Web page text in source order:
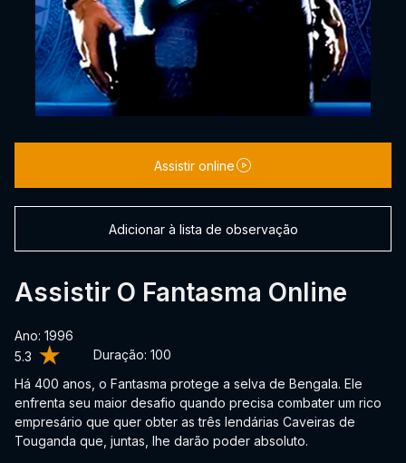
5.3 Duração: 100
Assistir O Fantasma Online
Ano: 1996
Há 400 anos, o Fantasma protege a selva de Bengala. Ele
enfrenta seu maior desafio quando precisa combater um rico
empresário que quer obter as três lendárias Caveiras de
Touganda que, juntas, lhe darão poder absoluto.
Assistir online
Adicionar à lista de observação